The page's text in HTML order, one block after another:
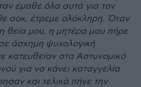
έμαθε όλα αυτά για τον
σοκ, έτρεμε ολόκληρη. Όταν
θεία μου, η μητέρα μου πήρε
άσχημη ψυχολογική
κατευθείαν στο Αστυνομικό
για να κάνει καταγγελία
και τελικά πήγε την